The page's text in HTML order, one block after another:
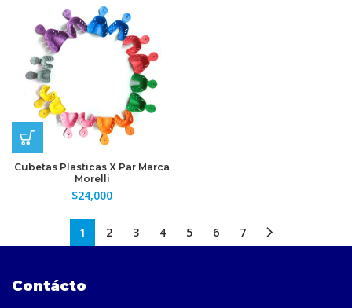
Cubetas Plasticas X Par Marca
Morelli
$24,000
1 2 3 4 5 6 7
Contácto